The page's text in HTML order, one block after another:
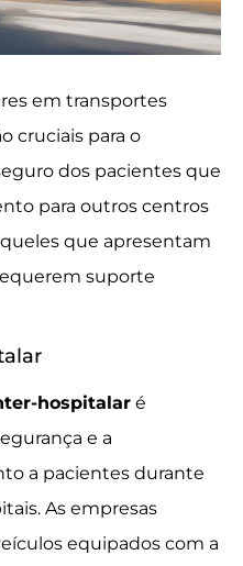
em transportes
cruciais para o
dos pacientes que
para outros centros
que apresentam
suporte
hospitalar é
e a
a pacientes durante
As empresas
equipados com a